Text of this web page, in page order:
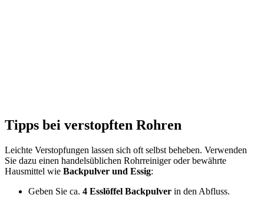
Tipps bei verstopften Rohren
Leichte Verstopfungen lassen sich oft selbst beheben. Verwenden
Sie dazu einen handelsüblichen Rohrreiniger oder bewährte
Hausmittel wie Backpulver und Essig:
Geben Sie ca. 4 Esslöffel Backpulver in den Abfluss.